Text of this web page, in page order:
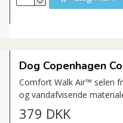
Dog Copenhagen
Comfort Walk Air™ selen
og vandafvisende
379 DKK